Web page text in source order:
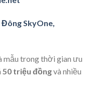
SkyOne,
mẫu trong thời gian ưu
50 triệu đồngvà nhiều